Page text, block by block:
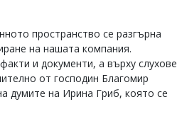
пространство се разгърна
на нашата компания.
и документи, а върху слухове
от господин Благомир
думите на Ирина Гриб, която се